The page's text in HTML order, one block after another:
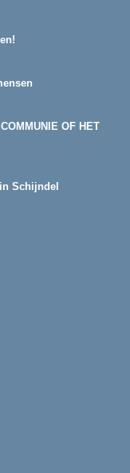
OF HET
Schijndel